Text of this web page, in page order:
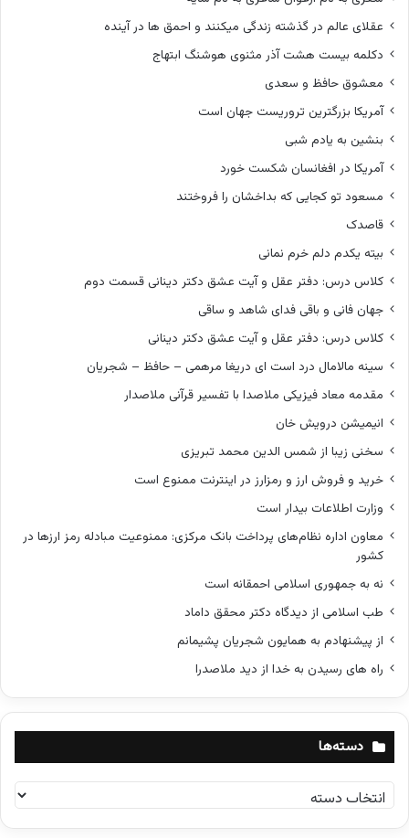
عقلای عالم در گذشته زندگی میکنند و احمق ها در آینده
دکلمه بیست هشت آذر مثنوی هوشنگ ابتهاج
معشوق حافظ و سعدی
آمریکا بزرگترین تروریست جهان است
بنشین به یادم شبی
آمریکا در افغانسان شکست خورد
مسعود تو کجایی که بداخشان را فروختند
قاصدک
بیته یکدم دلم خرم نمانی
کلاس درس: دفتر عقل و آیت عشق دکتر دینانی قسمت دوم
جهان فانی و باقی فدای شاهد و ساقی
کلاس درس: دفتر عقل و آیت عشق دکتر دینانی
سینه مالامال درد است ای دریغا مرهمی – حافظ – شجریان
مقدمه معاد فیزیکی ملاصدا با تفسیر قرآنی ملاصدار
انیمیشن درویش خان
سخنی زیبا از شمس الدین محمد تبریزی
خرید و فروش ارز و رمزارز در اینترنت ممنوع است
وزارت اطلاعات بیدار است
معاون اداره نظام‌های پرداخت بانک مرکزی: ممنوعیت مبادله رمز ارزها در
کشور
نه به جمهوری اسلامی احمقانه است
طب اسلامی از دیدگاه دکتر محقق داماد
از پیشنهادم به همایون شجریان پشیمانم
راه های رسیدن به خدا از دید ملاصدرا
دسته‌ها
د
س
ت